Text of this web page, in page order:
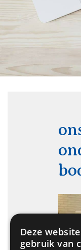
Deze
gebruik van